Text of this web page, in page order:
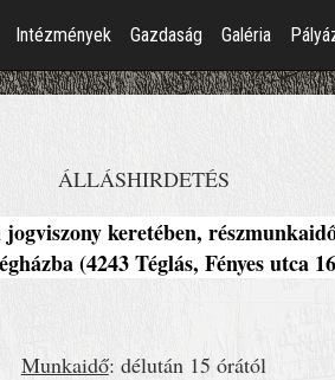
Intézmények Gazdaság Galéria
ÁLLÁSHIRDETÉS
keretében,
(4243 Téglás, Fényes utca
Munkaidő: délután 15 órától